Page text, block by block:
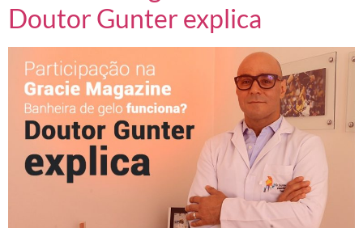
Doutor Gunter explica